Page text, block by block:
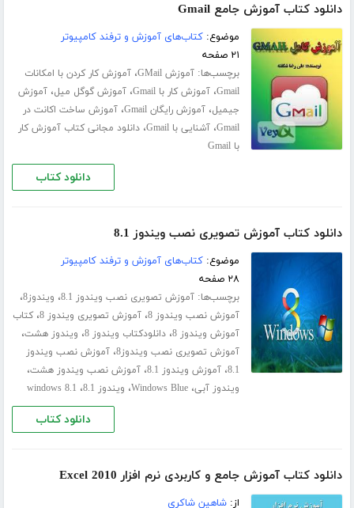
دانلود کتاب آموزش جامع Gmail
موضوع:کتاب‌های آموزش و ترفند کامپیوتر
۲۱ صفحه
برچسب‌ها:آموزش GMail ،آموزش کار کردن با امکانات
Gmail،آموزش کار با Gmail ،آموزش گوگل میل،آموزش
جیمیل،آموزش رایگان Gmail ،آموزش ساخت اکانت در
Gmail،آشنایی با Gmail ،دانلود مجانی کتاب آموزش کار
با Gmail
دانلود کتاب
دانلود کتاب آموزش تصویری نصب ویندوز 8.1
موضوع:کتاب‌های آموزش و ترفند کامپیوتر
۲۸ صفحه
برچسب‌ها:آموزش تصویری نصب ویندوز 8.1 ، ویندوز8 ،
آموزش نصب ویندوز 8 ،آموزش تصویری ویندوز 8 ،کتاب
آموزش ویندوز 8 ،دانلودکتاب ویندوز 8 ، ویندوز هشت،
آموزش تصویری نصب ویندوز8 ،آموزش نصب ویندوز
8.1،آموزش ویندوز 8.1 ،آموزش نصب ویندوز هشت،
ویندوز آبی،Windows Blue، ویندوز 8.1 ، windows 8.1
دانلود کتاب
دانلود کتاب آموزش جامع و کاربردی نرم افزار Excel 2010
از:شاهین شاکری